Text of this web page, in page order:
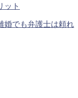
ット
婚でも弁護士は頼れ